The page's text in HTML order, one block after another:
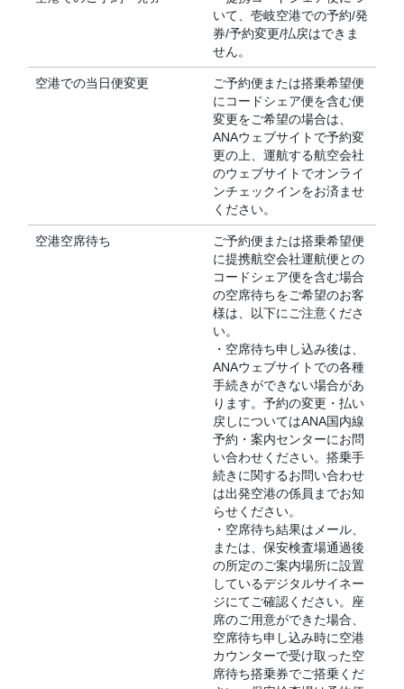
いて、壱岐空港での予約/発
券/予約変更/払戻はできま
せん。
空港での当日便変更
ご予約便または搭乗希望便
にコードシェア便を含む便
変更をご希望の場合は、
ANAウェブサイトで予約変
更の上、運航する航空会社
のウェブサイトでオンライ
ンチェックインをお済ませ
ください。
空港空席待ち
ご予約便または搭乗希望便
に提携航空会社運航便との
コードシェア便を含む場合
の空席待ちをご希望のお客
様は、以下にご注意くださ
い。
・空席待ち申し込み後は、
ANAウェブサイトでの各種
手続きができない場合があ
ります。予約の変更・払い
戻しについてはANA国内線
予約・案内センターにお問
い合わせください。搭乗手
続きに関するお問い合わせ
は出発空港の係員までお知
らせください。
・空席待ち結果はメール、
または、保安検査場通過後
の所定のご案内場所に設置
しているデジタルサイネー
ジにてご確認ください。座
席のご用意ができた場合、
空席待ち申し込み時に空港
カウンターで受け取った空
席待ち搭乗券でご搭乗くだ